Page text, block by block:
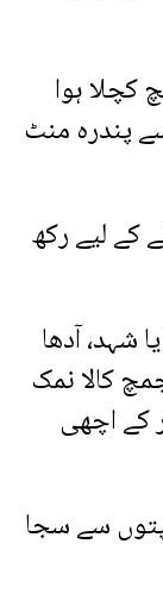
کچلا ہوا
پندرہ منٹ
کے لیے رکھ
شہد، آدھا
کالا نمک
کے اچھی
سے سجا